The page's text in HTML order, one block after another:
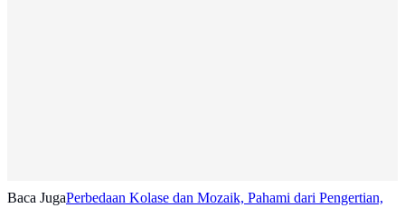
Baca JugaPerbedaan Kolase dan Mozaik, Pahami dari Pengertian,